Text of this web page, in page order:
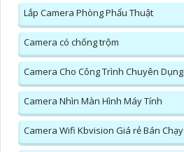
Lắp Camera Phòng Phẩu Thuật
Camera có chống trộm
Camera Cho Công Trình Chuyên Dụng
Camera Nhìn Màn Hình Máy Tính
Camera Wifi Kbvision Giá rẻ Bán Chạy